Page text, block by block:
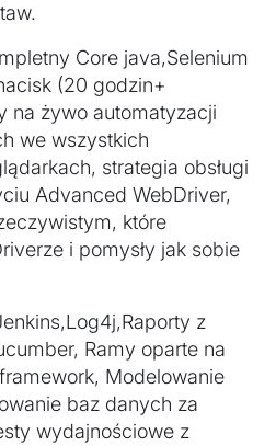
Core java,Selenium
(20 godzin+
na żywo automatyzacji
we wszystkich
strategia obsługi
Advanced WebDriver,
które
i pomysły jak sobie
z
Ramy oparte na
Modelowanie
baz danych za
wydajnościowe z